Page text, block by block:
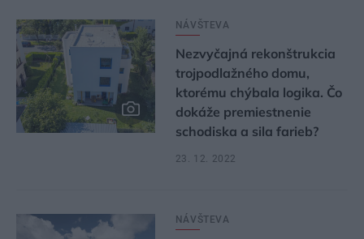
NÁVŠTEVA
Nezvyčajná rekonštrukcia
trojpodlažného domu,
ktorému chýbala logika. Čo
dokáže premiestnenie
schodiska a sila farieb?
23. 12. 2022
NÁVŠTEVA